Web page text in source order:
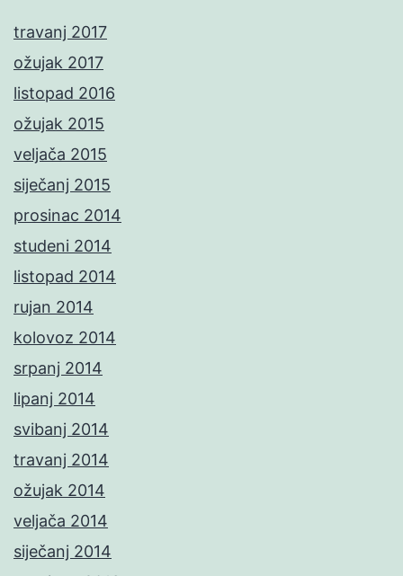
travanj 2017
ožujak 2017
listopad 2016
ožujak 2015
veljača 2015
siječanj 2015
prosinac 2014
studeni 2014
listopad 2014
rujan 2014
kolovoz 2014
srpanj 2014
lipanj 2014
svibanj 2014
travanj 2014
ožujak 2014
veljača 2014
siječanj 2014